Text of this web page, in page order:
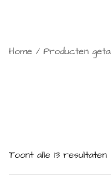
Home / Producten
Toont alle 13 resultaten